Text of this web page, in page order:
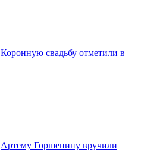
Коронную свадьбу отметили в
Артему Горшенину вручили